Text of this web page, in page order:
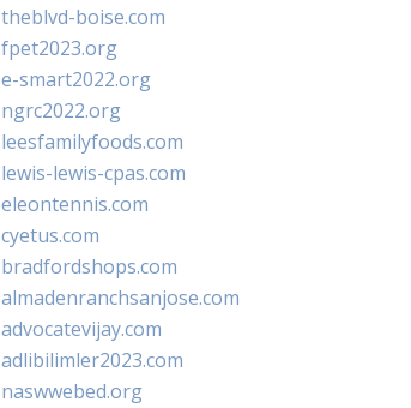
theblvd-boise.com
fpet2023.org
e-smart2022.org
ngrc2022.org
leesfamilyfoods.com
lewis-lewis-cpas.com
eleontennis.com
cyetus.com
bradfordshops.com
almadenranchsanjose.com
advocatevijay.com
adlibilimler2023.com
naswwebed.org